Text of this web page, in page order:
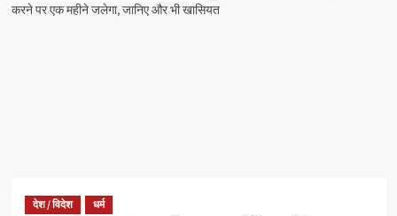
करने पर एक महीने जलेगा, जानिए और भी खासियत
देश / विदेश धर्म